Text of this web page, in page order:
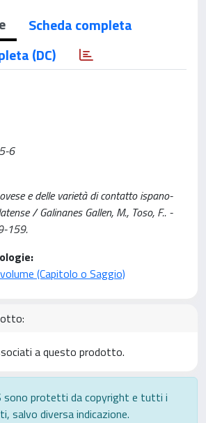
Scheda completa
(DC)
6
e delle varietà di contatto ispano-
/ Galinanes Gallen, M., Toso, F.. -
159.
(Capitolo o Saggio)
a questo prodotto.
sono protetti da copyright e tutti i
salvo diversa indicazione.